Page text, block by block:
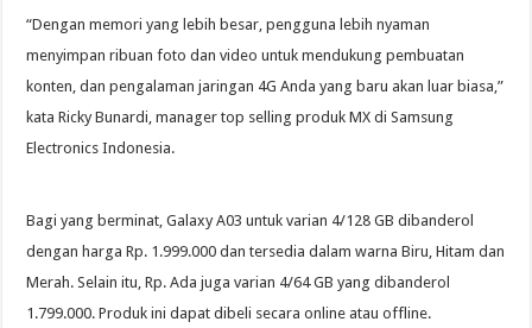
“Dengan memori yang lebih besar, pengguna lebih nyaman
menyimpan ribuan foto dan video untuk mendukung pembuatan
konten, dan pengalaman jaringan 4G Anda yang baru akan luar biasa,”
kata Ricky Bunardi, manager top selling produk MX di Samsung
Electronics Indonesia.
Bagi yang berminat, Galaxy A03 untuk varian 4/128 GB dibanderol
dengan harga Rp. 1.999.000 dan tersedia dalam warna Biru, Hitam dan
Merah. Selain itu, Rp. Ada juga varian 4/64 GB yang dibanderol
1.799.000. Produk ini dapat dibeli secara online atau offline.